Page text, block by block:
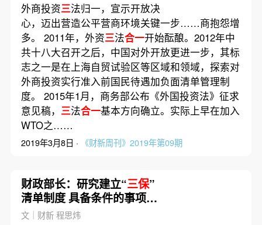
外商投资三法归一，宣示开放决
心，迈出营造公平营商环境关键一步……商抱怨增
多。 2011年，外资三法合一开始酝酿。2012年中
共十八大召开之后，中国对外开放更进一步，其标
志之一是在上海自贸试验区等区域和领域，探索对
外商投资实行准入前国民待遇加负面清单管理制
度。 2015年1月，商务部公布《外国投资法》征求
意见稿， 三法合一基本方向确立。实际上早在加入
WTO之……
2019年3月8日 · 《财新周刊》2019年第09期
财政部长：研究建立“三保”
清单制度 具备条件的事项制
定基本保障标准
文｜财新 程思炜